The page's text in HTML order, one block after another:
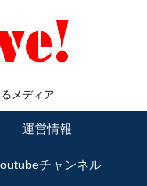
メディア
運営情報
チャンネル